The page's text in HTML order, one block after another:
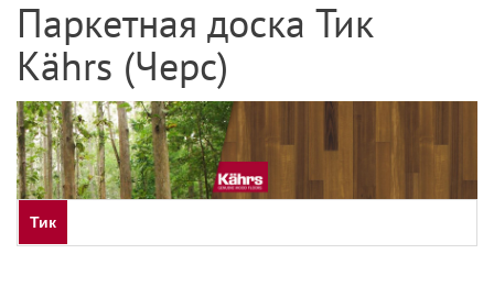
Паркетная доска Тик
Kährs (Черс)
Тик